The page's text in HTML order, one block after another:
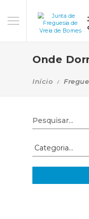
Onde
Início